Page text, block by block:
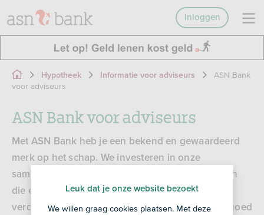
Inloggen
Hypotheek Informatie voor adviseurs
ASN Bank
voor adviseurs
ASN Bank voor adviseurs
Met ASN Bank heb je een bekend en gewaardeerd
merk op het schap. We investeren in onze
samenwerking, we maken ons hard voor groepen
die extra aandacht kunnen gebruiken en maken
verduurzamen toegankelijk. We kijken naar wat goed
Leuk dat je onze website bezoekt
We willen graag cookies plaatsen. Met deze